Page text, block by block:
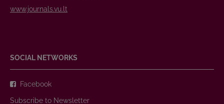
www.journals.vu.lt
SOCIAL NETWORKS
Facebook
Subscribe to Newsletter